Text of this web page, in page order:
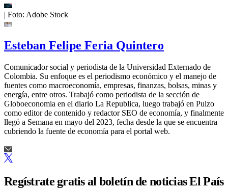
| Foto: Adobe Stock
Esteban Felipe Feria Quintero
Comunicador social y periodista de la Universidad Externado de
Colombia. Su enfoque es el periodismo económico y el manejo de
fuentes como macroeconomía, empresas, finanzas, bolsas, minas y
energía, entre otros. Trabajó como periodista de la sección de
Globoeconomia en el diario La Republica, luego trabajó en Pulzo
como editor de contenido y redactor SEO de economía, y finalmente
llegó a Semana en mayo del 2023, fecha desde la que se encuentra
cubriendo la fuente de economía para el portal web.
Regístrate gratis al boletín de noticias El País